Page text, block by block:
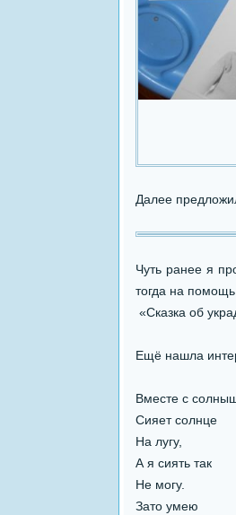
Далее
Чуть ранее я
тогда на
«Сказка об
Ещё нашла
Вместе с
Сияет солнце
На лугу,
А я сиять так
Не могу.
Зато умею